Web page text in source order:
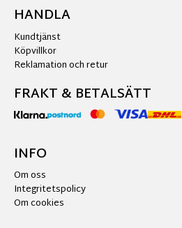
HANDLA
Kundtjänst
Köpvillkor
Reklamation och retur
FRAKT & BETALSÄTT
INFO
Om oss
Integritetspolicy
Om cookies